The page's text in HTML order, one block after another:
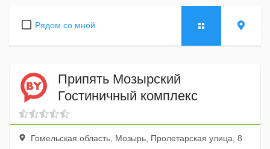
Рядом со мной
Припять Мозырский
Гостиничный комплекс
Гомельская область, Мозырь, Пролетарская улица, 8